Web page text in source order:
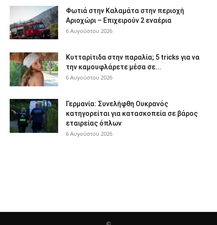
Φωτιά στην Καλαμάτα στην περιοχή
Αριοχώρι – Επιχειρούν 2 εναέρια
6 Αυγούστου 2026
Κυτταρίτιδα στην παραλία; 5 tricks για να
την καμουφλάρετε μέσα σε...
6 Αυγούστου 2026
Γερμανία: Συνελήφθη Ουκρανός
κατηγορείται για κατασκοπεία σε βάρος
εταιρείας όπλων
6 Αυγούστου 2026